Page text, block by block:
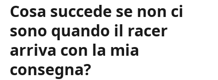
Cosa succede se non ci
sono quando il racer
arriva con la mia
consegna?